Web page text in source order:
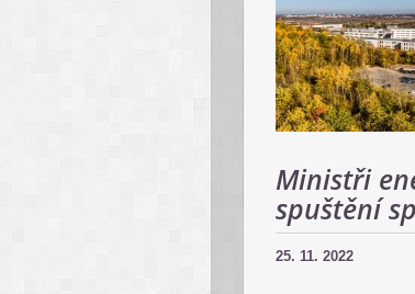
Ministři
spuštění
25. 11. 2022